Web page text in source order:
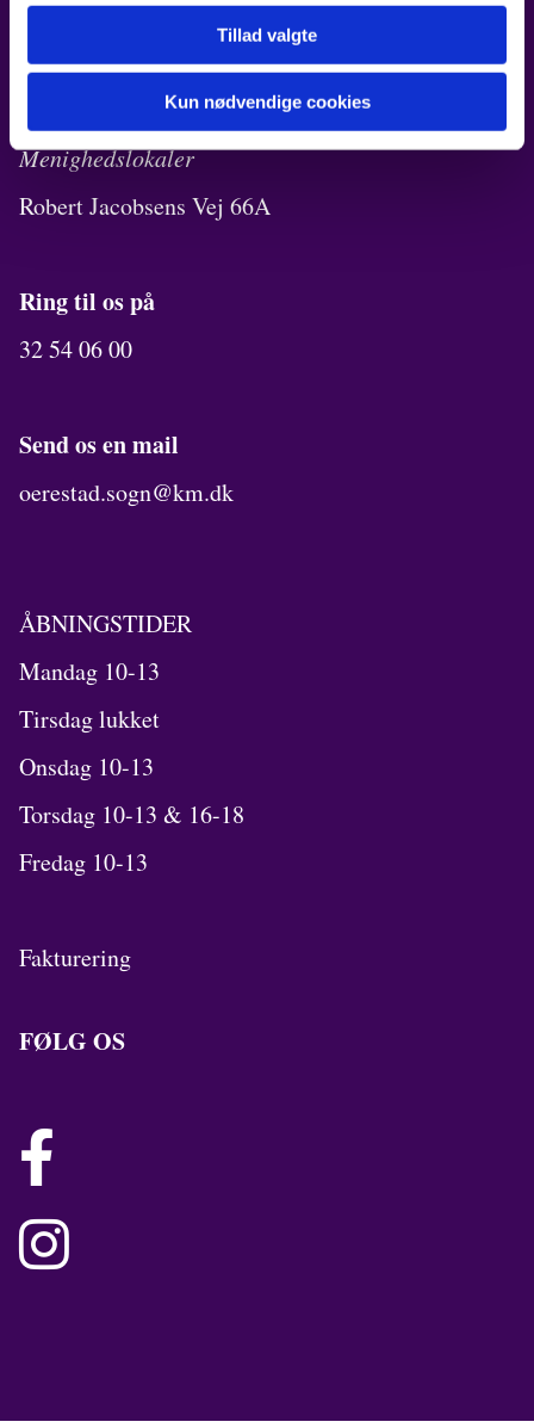
Tillad valgte
Kun nødvendige cookies
Robert Jacobsens Vej 72B
Kirkekontor
Robert Jacobsens Vej 70A
Menighedslokaler
Robert Jacobsens Vej 66A
Ring til os på
32 54 06 00
Send os en mail
oerestad.sogn@km.dk
ÅBNINGSTIDER
Mandag 10-13
Tirsdag lukket
Onsdag 10-13
Torsdag 10-13 & 16-18
Fredag 10-13
Fakturering
FØLG OS

